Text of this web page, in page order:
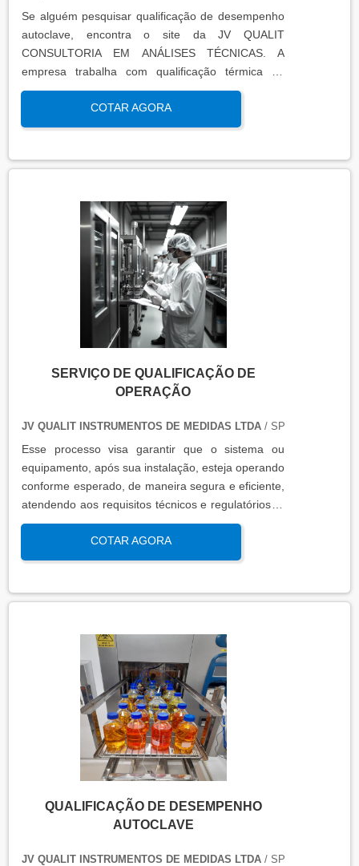
Se alguém pesquisar qualificação de desempenho
autoclave, encontra o site da JV QUALIT
CONSULTORIA EM ANÁLISES TÉCNICAS. A
empresa trabalha com qualificação térmica de
equipamentos e engenharia, disponibilizando o que
há de mais atual para garantir a qualidade final
para seus clientes.
COTAR AGORA
SERVIÇO DE QUALIFICAÇÃO DE
OPERAÇÃO
JV QUALIT INSTRUMENTOS DE MEDIDAS LTDA/ SP
Esse processo visa garantir que o sistema ou
equipamento, após sua instalação, esteja operando
conforme esperado, de maneira segura e eficiente,
atendendo aos requisitos técnicos e regulatórios. A
qualificação de operação é focada em verificar se o
sistema ou equipamento funciona dentro dos
parâmetros esperados em condições reais de
qualidade, produtividade e segurança no ambiente
COTAR AGORA
QUALIFICAÇÃO DE DESEMPENHO
AUTOCLAVE
JV QUALIT INSTRUMENTOS DE MEDIDAS LTDA/ SP